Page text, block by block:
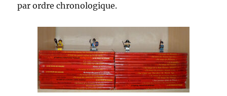
par ordre chronologique.